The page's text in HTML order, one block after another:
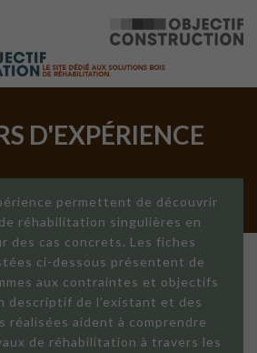
D'EXPÉRIENCE
permettent de découvrir
réhabilitation singulières en
des cas concrets. Les fiches
ci-dessous présentent de
aux contraintes et objectifs
descriptif de l'existant et des
réalisées aident à comprendre
de réhabilitation à travers les